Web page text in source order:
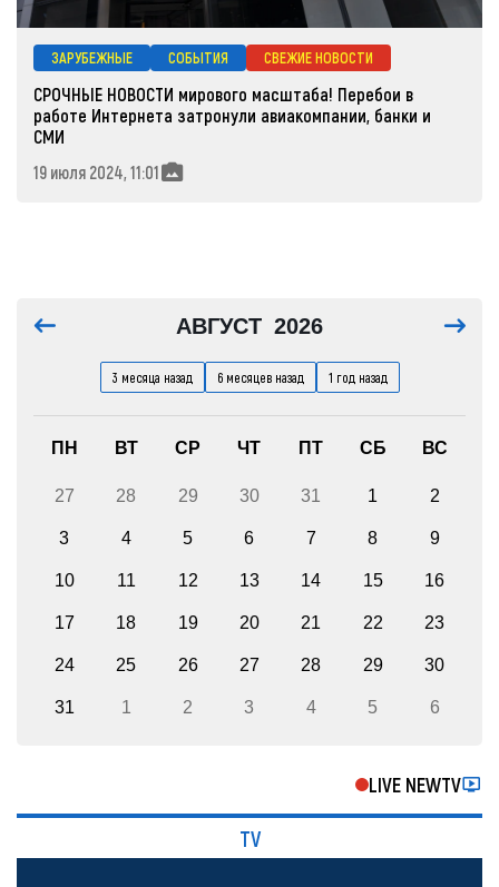
ЗАРУБЕЖНЫЕ СОБЫТИЯ СВЕЖИЕ НОВОСТИ
СРОЧНЫЕ НОВОСТИ мирового масштаба! Перебои в
работе Интернета затронули авиакомпании, банки и
СМИ
19 июля 2024, 11:01
АВГУСТ 2026
3 месяца назад 6 месяцев назад 1 год назад
ПН ВТ СР ЧТ ПТ СБ ВС
27 28 29 30 31 1 2
3 4 5 6 7 8 9
10 11 12 13 14 15 16
17 18 19 20 21 22 23
24 25 26 27 28 29 30
31 1 2 3 4 5 6
LIVE NEWTV
TV